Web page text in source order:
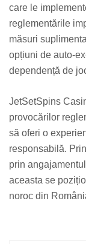
care le
reglementările
măsuri
opțiuni de auto-
dependență de
JetSetSpins
provocărilor
să oferi o
responsabilă.
prin
aceasta se
noroc din